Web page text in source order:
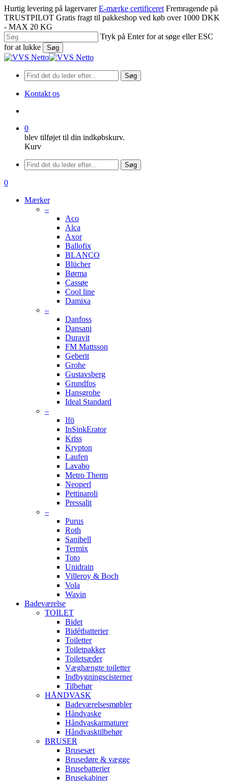
Spring
til
hovedindhold
Hurtig levering på lagervarer E-mærke certificeret Fremragende på
TRUSTPILOT Gratis fragt til pakkeshop ved køb over 1000 DKK
- MAX 20 KG
Tryk på Enter for at søge eller ESC
for at lukke
Søg
Luk
Søg
Kontakt os
0
blev tilføjet til din indkøbskurv.
Kurv
Menu
Søg
søge
0
Mærker
–
Aco
Alca
Axor
Ballofix
BLANCO
Blücher
Børma
Cassøe
Cool line
Damixa
–
Danfoss
Dansani
Duravit
FM Mattsson
Geberit
Grohe
Gustavsberg
Grundfos
Hansgrohe
Ideal Standard
–
Ifö
InSinkErator
Kriss
Krypton
Laufen
Lavabo
Metro Therm
Neoperl
Pettinaroli
Pressalit
–
Purus
Roth
Sanibell
Termix
Toto
Unidrain
Villeroy & Boch
Vola
Wavin
Badeværelse
TOILET
Bidet
Bidétbatterier
Toiletter
Toiletpakker
Toiletsæder
Væghængte toiletter
Indbygningscisterner
Tilbehør
HÅNDVASK
Badeværelsesmøbler
Håndvaske
Håndvaskarmaturer
Håndvasktilbehør
BRUSER
Brusesæt
Brusedøre & vægge
Brusebatterier
Brusekabiner